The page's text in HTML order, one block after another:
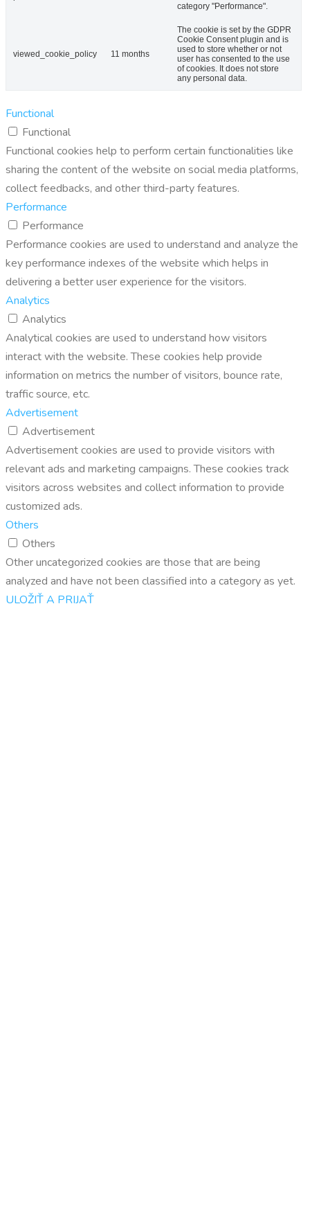
category "Performance".
viewed_cookie_policy 11 months
The cookie is set by the GDPR
Cookie Consent plugin and is
used to store whether or not
user has consented to the use
of cookies. It does not store
any personal data.
Functional
Functional
Functional cookies help to perform certain functionalities like
sharing the content of the website on social media platforms,
collect feedbacks, and other third-party features.
Performance
Performance
Performance cookies are used to understand and analyze the
key performance indexes of the website which helps in
delivering a better user experience for the visitors.
Analytics
Analytics
Analytical cookies are used to understand how visitors
interact with the website. These cookies help provide
information on metrics the number of visitors, bounce rate,
traffic source, etc.
Advertisement
Advertisement
Advertisement cookies are used to provide visitors with
relevant ads and marketing campaigns. These cookies track
visitors across websites and collect information to provide
customized ads.
Others
Others
Other uncategorized cookies are those that are being
analyzed and have not been classified into a category as yet.
ULOŽIŤ A PRIJAŤ